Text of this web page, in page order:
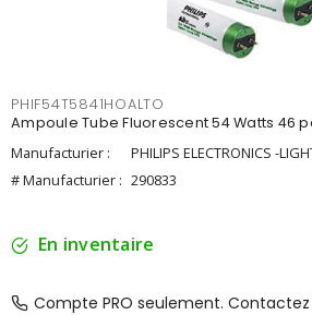
PHIF54T5841HOALTO
Ampoule Tube Fluorescent 54 Watts 46
Manufacturier :
PHILIPS ELECTRONICS -
# Manufacturier : 290833
En inventaire
Compte PRO seulement.